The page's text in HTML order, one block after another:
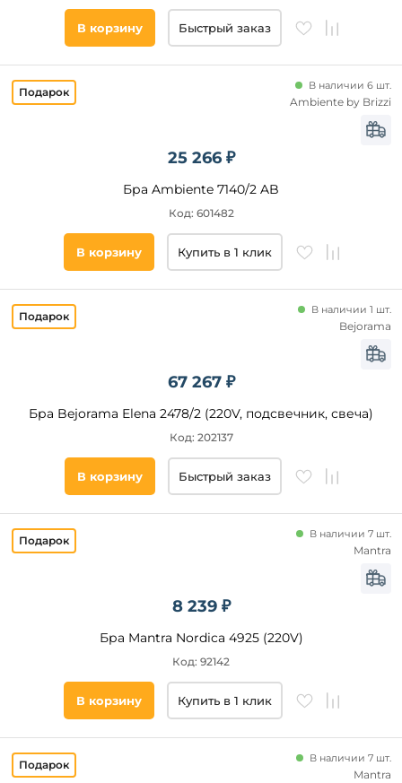
В корзину Быстрый заказ
25 266 ₽
Бра Ambiente 7140/2 AB
В наличии 6 шт.
Код: 601482
Ambiente by Brizzi
В корзину Купить в 1 клик
67 267 ₽
Бра Bejorama Elena 2478/2 (220V, подсвечник, свеча)
В наличии 1 шт.
Код: 202137
Bejorama
В корзину Быстрый заказ
8 239 ₽
Бра Mantra Nordica 4925 (220V)
В наличии 7 шт.
Код: 92142
Mantra
В корзину Купить в 1 клик
В наличии 7 шт.
Mantra